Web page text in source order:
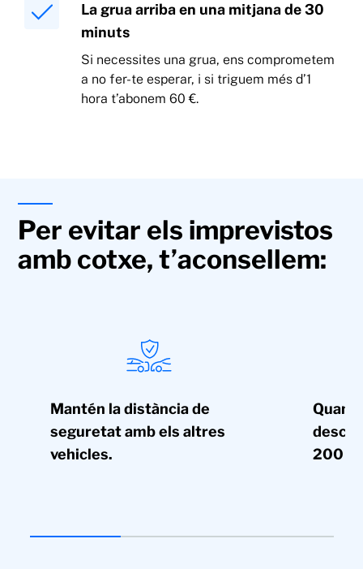
La grua arriba en una mitjana de 30
minuts
Si necessites una grua, ens comprometem
a no fer-te esperar, i si triguem més d’1
hora t’abonem 60 €.
Per evitar els imprevistos
amb cotxe, t’aconsellem:
Mantén la distància de
seguretat amb els altres
vehicles.
Quan
200